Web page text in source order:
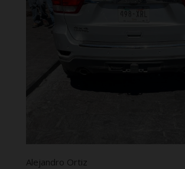
Alejandro Ortiz